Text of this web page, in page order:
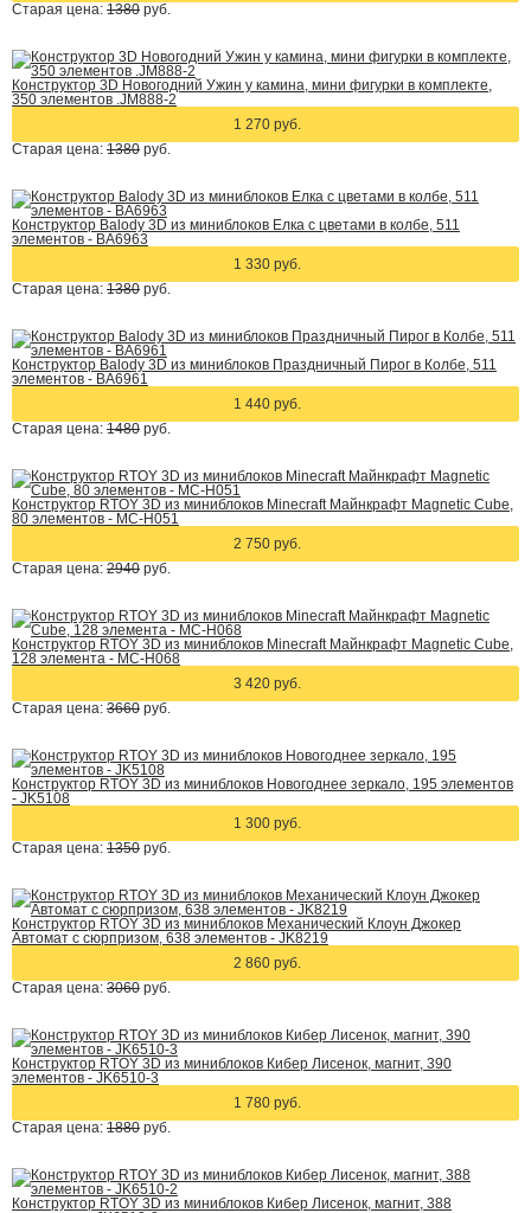
Старая цена: 1380 руб.
Конструктор 3D Новогодний Ужин у камина, мини фигурки в комплекте,
350 элементов .JM888-2
1 270 руб.
Старая цена: 1380 руб.
Конструктор Balody 3D из миниблоков Елка с цветами в колбе, 511
элементов - BA6963
1 330 руб.
Старая цена: 1380 руб.
Конструктор Balody 3D из миниблоков Праздничный Пирог в Колбе, 511
элементов - BA6961
1 440 руб.
Старая цена: 1480 руб.
Конструктор RTOY 3D из миниблоков Minecraft Майнкрафт Magnetic Cube,
80 элементов - MC-H051
2 750 руб.
Старая цена: 2940 руб.
Конструктор RTOY 3D из миниблоков Minecraft Майнкрафт Magnetic Cube,
128 элемента - MC-H068
3 420 руб.
Старая цена: 3660 руб.
Конструктор RTOY 3D из миниблоков Новогоднее зеркало, 195 элементов
- JK5108
1 300 руб.
Старая цена: 1350 руб.
Конструктор RTOY 3D из миниблоков Механический Клоун Джокер
Автомат с сюрпризом, 638 элементов - JK8219
2 860 руб.
Старая цена: 3060 руб.
Конструктор RTOY 3D из миниблоков Кибер Лисенок, магнит, 390
элементов - JK6510-3
1 780 руб.
Старая цена: 1880 руб.
Конструктор RTOY 3D из миниблоков Кибер Лисенок, магнит, 388